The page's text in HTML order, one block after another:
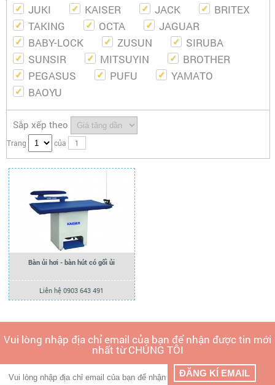
JUKI KAISER JACK
BRITEX
TAKING
OCTA
JAGUAR
BABY-LOCK
ZUSUN
SIRUBA
SUNSIR
MITSUYIN
BROTHER
PEGASUS
PUFU
YAMATO
BAOYU
Sắp xếp theo
Trang của 1
Bàn ủi hơi - bàn hút có gối ủi
Liên hệ 0903 643 491
Vui lòng nhập địa chỉ email của bạn để nhận được tin mới
nhất từ CHÚNG TÔI